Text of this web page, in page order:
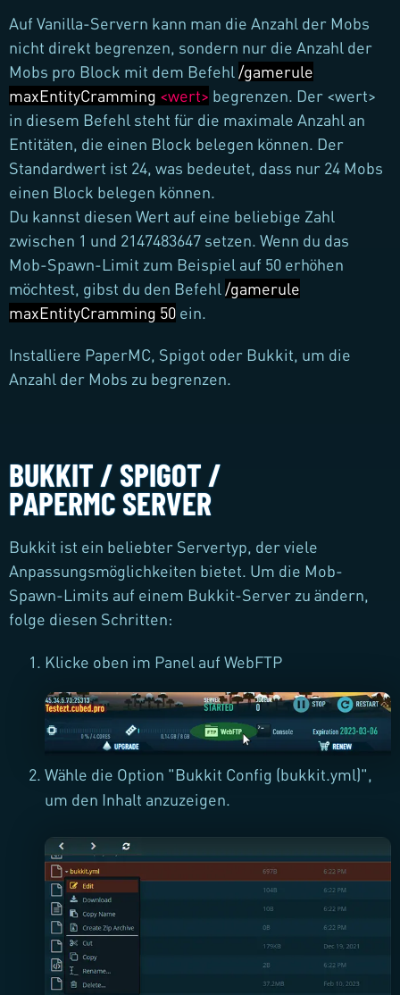
Auf Vanilla-Servern kann man die Anzahl der Mobs
nicht direkt begrenzen, sondern nur die Anzahl der
Mobs pro Block mit dem Befehl /gamerule
maxEntityCramming <wert> begrenzen. Der <wert>
in diesem Befehl steht für die maximale Anzahl an
Entitäten, die einen Block belegen können. Der
Standardwert ist 24, was bedeutet, dass nur 24 Mobs
einen Block belegen können.
Du kannst diesen Wert auf eine beliebige Zahl
zwischen 1 und 2147483647 setzen. Wenn du das
Mob-Spawn-Limit zum Beispiel auf 50 erhöhen
möchtest, gibst du den Befehl /gamerule
maxEntityCramming 50 ein.
Installiere PaperMC, Spigot oder Bukkit, um die
Anzahl der Mobs zu begrenzen.
BUKKIT / SPIGOT /
PAPERMC SERVER
Bukkit ist ein beliebter Servertyp, der viele
Anpassungsmöglichkeiten bietet. Um die Mob-
Spawn-Limits auf einem Bukkit-Server zu ändern,
folge diesen Schritten:
Klicke oben im Panel auf WebFTP
Wähle die Option "Bukkit Config (bukkit.yml)",
um den Inhalt anzuzeigen.